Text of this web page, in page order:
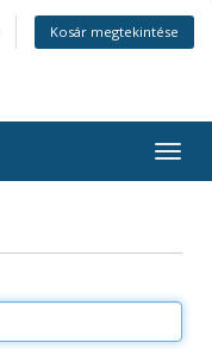
Kosár megtekintése